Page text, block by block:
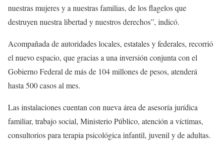
nuestras mujeres y a nuestras familias, de los flagelos que
destruyen nuestra libertad y nuestros derechos”, indicó.
Acompañada de autoridades locales, estatales y federales, recorrió
el nuevo espacio, que gracias a una inversión conjunta con el
Gobierno Federal de más de 104 millones de pesos, atenderá
hasta 500 casos al mes.
Las instalaciones cuentan con nueva área de asesoría jurídica
familiar, trabajo social, Ministerio Público, atención a víctimas,
consultorios para terapia psicológica infantil, juvenil y de adultas.